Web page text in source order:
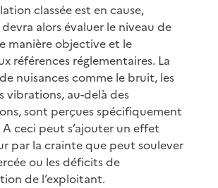
classée est en cause,
alors évaluer le niveau de
manière objective et le
références réglementaires. La
nuisances comme le bruit, les
vibrations, au-delà des
sont perçues spécifiquement
ceci peut s’ajouter un effet
par la crainte que peut soulever
ou les déficits de
de l’exploitant.